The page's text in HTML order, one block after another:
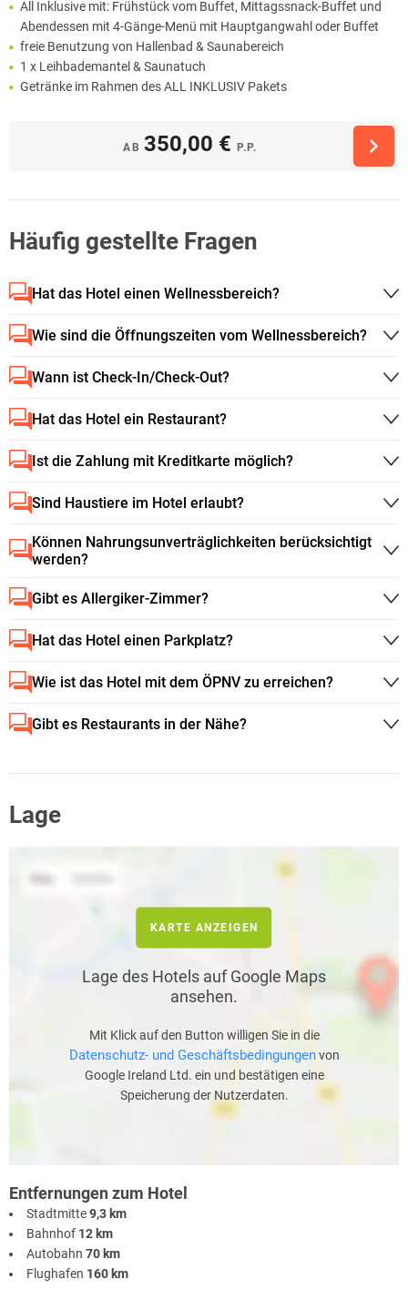
All Inklusive mit: Frühstück vom Buffet, Mittagssnack-Buffet und
Abendessen mit 4-Gänge-Menü mit Hauptgangwahl oder Buffet
freie Benutzung von Hallenbad & Saunabereich
1 x Leihbademantel & Saunatuch
Getränke im Rahmen des ALL INKLUSIV Pakets
AB 350,00 € P.P.
Häufig gestellte Fragen
Hat das Hotel einen Wellnessbereich?
Wie sind die Öffnungszeiten vom Wellnessbereich?
Wann ist Check-In/Check-Out?
Hat das Hotel ein Restaurant?
Ist die Zahlung mit Kreditkarte möglich?
Sind Haustiere im Hotel erlaubt?
Können Nahrungsunverträglichkeiten berücksichtigt
werden?
Gibt es Allergiker-Zimmer?
Hat das Hotel einen Parkplatz?
Wie ist das Hotel mit dem ÖPNV zu erreichen?
Gibt es Restaurants in der Nähe?
Lage
KARTE ANZEIGEN
Lage des Hotels auf Google Maps
ansehen.
Mit Klick auf den Button willigen Sie in die
Datenschutz- und Geschäftsbedingungenvon
Google Ireland Ltd. ein und bestätigen eine
Speicherung der Nutzerdaten.
Entfernungen zum Hotel
Stadtmitte9,3 km
Bahnhof 12 km
Autobahn 70 km
Flughafen 160 km